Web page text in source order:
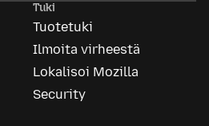
Tuki
Tuotetuki
Ilmoita virheestä
Lokalisoi Mozilla
Security